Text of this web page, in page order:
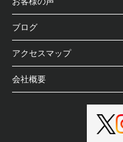
ブログ
アクセスマップ
会社概要